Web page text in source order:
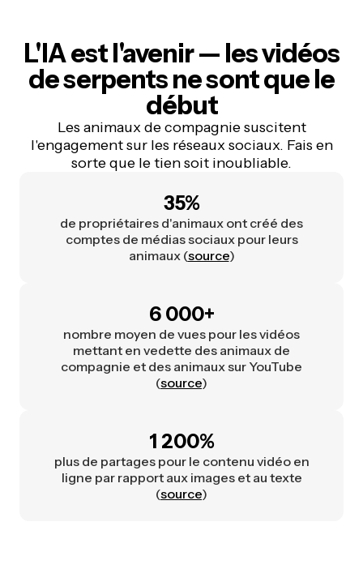
L'IA est l'avenir— les vidéos
de serpents ne sont que le
début
Les animaux de compagnie suscitent
l'engagement sur les réseaux sociaux. Fais en
sorte que le tien soit inoubliable.
35%
de propriétaires d'animaux ont créé des
comptes de médias sociaux pour leurs
animaux (source)
6 000+
nombre moyen de vues pour les vidéos
mettant en vedette des animaux de
compagnie et des animaux sur YouTube
(source)
1 200%
plus de partages pour le contenu vidéo en
ligne par rapport aux images et au texte
(source)